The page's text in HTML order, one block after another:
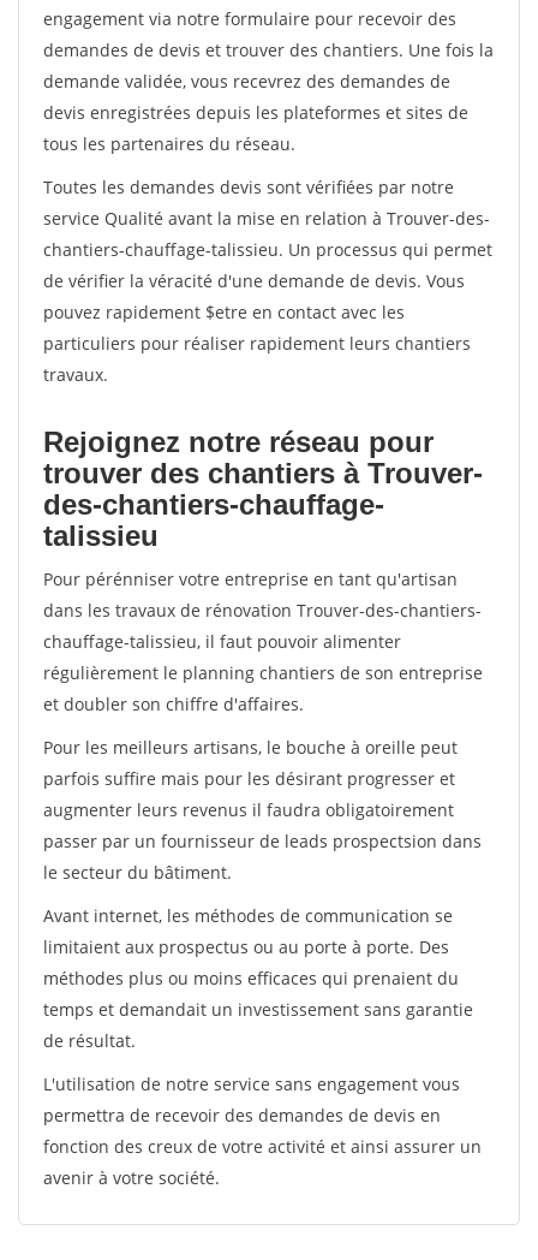
engagement via notre formulaire pour recevoir des
demandes de devis et trouver des chantiers. Une fois la
demande validée, vous recevrez des demandes de
devis enregistrées depuis les plateformes et sites de
tous les partenaires du réseau.
Toutes les demandes devis sont vérifiées par notre
service Qualité avant la mise en relation à Trouver-des-
chantiers-chauffage-talissieu. Un processus qui permet
de vérifier la véracité d'une demande de devis. Vous
pouvez rapidement $etre en contact avec les
particuliers pour réaliser rapidement leurs chantiers
travaux.
Rejoignez notre réseau pour
trouver des chantiers à Trouver-
des-chantiers-chauffage-
talissieu
Pour pérénniser votre entreprise en tant qu'artisan
dans les travaux de rénovation Trouver-des-chantiers-
chauffage-talissieu, il faut pouvoir alimenter
régulièrement le planning chantiers de son entreprise
et doubler son chiffre d'affaires.
Pour les meilleurs artisans, le bouche à oreille peut
parfois suffire mais pour les désirant progresser et
augmenter leurs revenus il faudra obligatoirement
passer par un fournisseur de leads prospectsion dans
le secteur du bâtiment.
Avant internet, les méthodes de communication se
limitaient aux prospectus ou au porte à porte. Des
méthodes plus ou moins efficaces qui prenaient du
temps et demandait un investissement sans garantie
de résultat.
L'utilisation de notre service sans engagement vous
permettra de recevoir des demandes de devis en
fonction des creux de votre activité et ainsi assurer un
avenir à votre société.